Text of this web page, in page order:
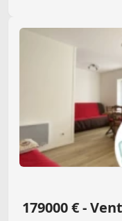
179000 € -